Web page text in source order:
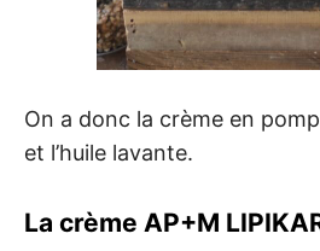
On a donc la crème en
et l’huile lavante.
La crème AP+M